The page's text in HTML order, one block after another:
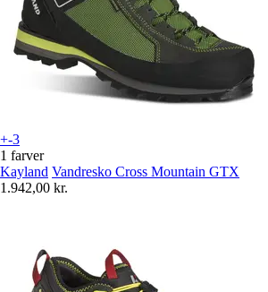
+-3
1 farver
Kayland Vandresko Cross Mountain GTX
1.942,00 kr.